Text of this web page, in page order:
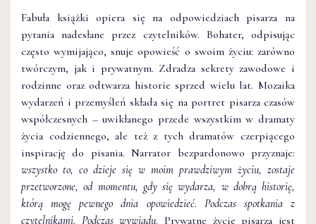
Fabuła książki opiera się na odpowiedziach pisarza na
pytania nadesłane przez czytelników. Bohater, odpisując
często wymijająco, snuje opowieść o swoim życiu: zarówno
twórczym, jak i prywatnym. Zdradza sekrety zawodowe i
rodzinne oraz odtwarza historie sprzed wielu lat. Mozaika
wydarzeń i przemyśleń składa się na portret pisarza czasów
współczesnych – uwikłanego przede wszystkim w dramaty
życia codziennego, ale też z tych dramatów czerpiącego
inspirację do pisania. Narrator bezpardonowo przyznaje:
wszystko to, co dzieje się w moim prawdziwym życiu, zostaje
przetworzone, od momentu, gdy się wydarza, w dobrą historię,
którą mogę pewnego dnia opowiedzieć. Podczas spotkania z
czytelnikami. Podczas wywiadu. Prywatne życie pisarza jest